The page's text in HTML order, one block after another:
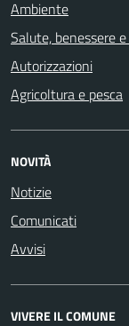
Ambiente
Salute, benessere
Autorizzazioni
Agricoltura e pesca
NOVITÀ
Notizie
Comunicati
Avvisi
VIVERE IL COMUNE